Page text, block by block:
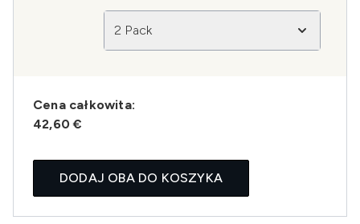
2 Pack
Cena całkowita:
42,60 €
DODAJ OBA DO KOSZYKA